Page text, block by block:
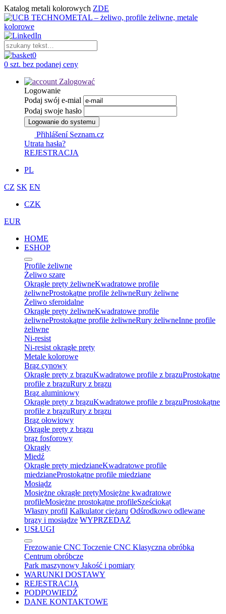
Katalog metali kolorowych ZDE
0
0 szt. bez podanej ceny
Zalogować
Logowanie
Podaj swój e-mial
Podaj swoje hasło
Logowanie do systemu
Přihlášení Seznam.cz
Utrata hasła?
REJESTRACJA
PL
CZ SK EN
CZK
EUR
HOME
ESHOP
Profile żeliwne
Żeliwo szare
Okrągłe pręty żeliwneKwadratowe profile
żeliwneProstokątne profile żeliwneRury żeliwne
Żeliwo sferoidalne
Okrągłe pręty żeliwneKwadratowe profile
żeliwneProstokątne profile żeliwneRury żeliwneInne profile
żeliwne
Ni-resist
Ni-resist okrągłe pręty
Metale kolorowe
Brąz cynowy
Okrągłe pręty z brązuKwadratowe profile z brązuProstokątne
profile z brązuRury z brązu
Brąz aluminiowy
Okrągłe pręty z brązuKwadratowe profile z brązuProstokątne
profile z brązuRury z brązu
Brąz ołowiowy
Okrągłe pręty z brązu
brąz fosforowy
Okrągły
Miedź
Okrągłe pręty miedzianeKwadratowe profile
miedzianeProstokątne profile miedziane
Mosiądz
Mosiężne okrągłe prętyMosiężne kwadratowe
profileMosiężne prostokątne profileSześciokąt
Własny profil Kalkulator ciężaru Odśrodkowo odlewane
brązy i mosiądze WYPRZEDAŻ
USŁUGI
Frezowanie CNC Toczenie CNC Klasyczna obróbka
Centrum obróbcze
Park maszynowy Jakość i pomiary
WARUNKI DOSTAWY
REJESTRACJA
PODPOWIEDŹ
DANE KONTAKTOWE